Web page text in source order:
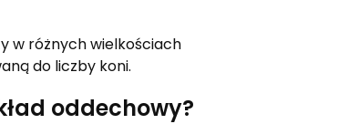
w różnych wielkościach
do liczby koni.
oddechowy?